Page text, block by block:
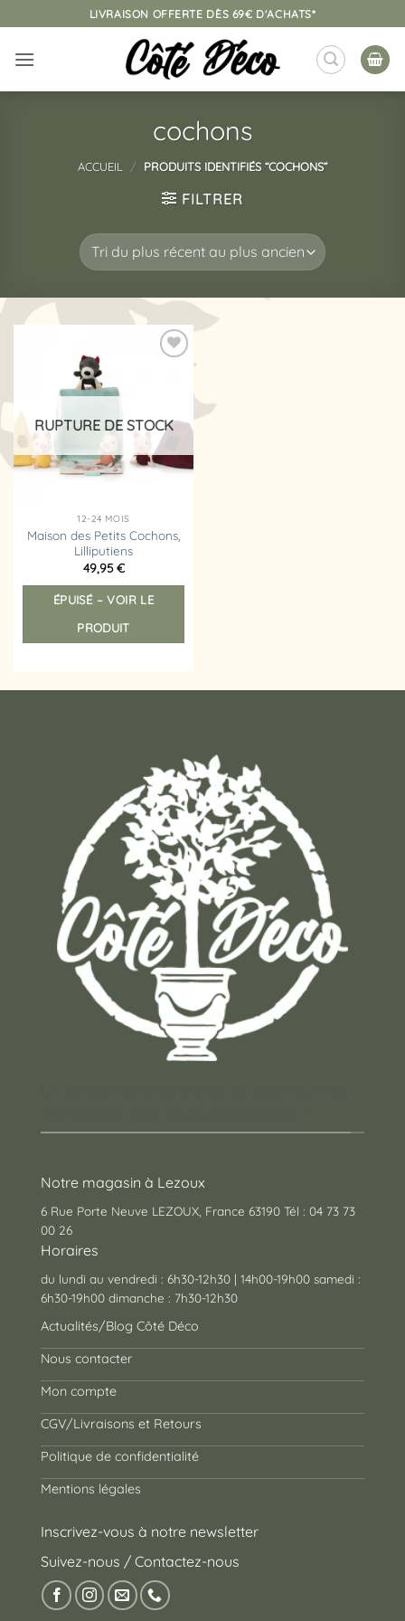
au
contenu
LIVRAISON OFFERTE DÈS 69€ D'ACHATS*
cochons
ACCUEIL / PRODUITS IDENTIFIÉS “COCHONS”
FILTRER
RUPTURE DE STOCK
12-24 MOIS
Maison des Petits Cochons,
Lilliputiens
49,95€
ÉPUISÉ – VOIR LE
PRODUIT
Notre magasin à Lezoux
6 Rue Porte Neuve LEZOUX, France 63190 Tél : 04 73 73
00 26
Horaires
du lundi au vendredi : 6h30-12h30 | 14h00-19h00 samedi :
6h30-19h00 dimanche : 7h30-12h30
Actualités/Blog Côté Déco
Nous contacter
Mon compte
CGV/Livraisons et Retours
Politique de confidentialité
Mentions légales
Inscrivez-vous à notre newsletter
Suivez-nous / Contactez-nous